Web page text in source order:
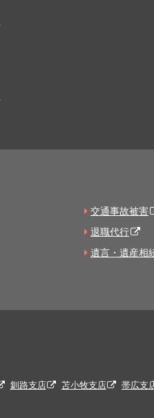
交通事故被害
退職代行
遺言・遺産相
釧路支店 苫小牧支店 帯広支